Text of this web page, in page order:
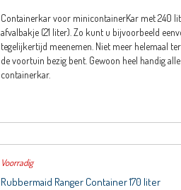
Containerkar voor minicontainerKar met 240
afvalbakje (21 liter). Zo kunt u bijvoorbeeld
tegelijkertijd meenemen. Niet meer helemaal
de voortuin bezig bent. Gewoon heel handig
containerkar.
Voorradig
Rubbermaid Ranger Container 170 liter